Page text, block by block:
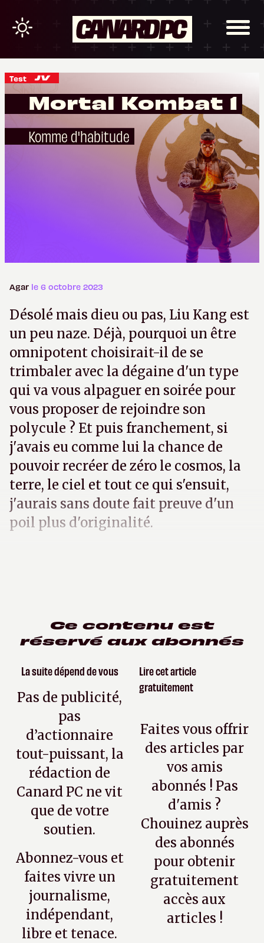
Test
Mortal Kombat 1
Komme d'habitude
Agar le 6 octobre 2023
Désolé mais dieu ou pas, Liu Kang est
un peu naze. Déjà, pourquoi un être
omnipotent choisirait-il de se
trimbaler avec la dégaine d'un type
qui va vous alpaguer en soirée pour
vous proposer de rejoindre son
polycule ? Et puis franchement, si
j'avais eu comme lui la chance de
pouvoir recréer de zéro le cosmos, la
terre, le ciel et tout ce qui s'ensuit,
j'aurais sans doute fait preuve d'un
poil plus d'originalité.
Ce contenu est
réservé aux abonnés
La suite dépend de vous
Pas de publicité,
pas
d’actionnaire
tout-puissant, la
rédaction de
Canard PC ne vit
que de votre
soutien.
Abonnez-vous et
faites vivre un
journalisme,
indépendant,
libre et tenace.
Lire cet article
gratuitement
Faites vous offrir
des articles par
vos amis
abonnés ! Pas
d'amis ?
Chouinez auprès
des abonnés
pour obtenir
gratuitement
accès aux
articles !